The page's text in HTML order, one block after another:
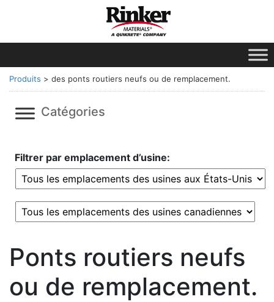
Produits > des ponts routiers neufs ou de remplacement.
Catégories
Filtrer par emplacement d’usine:
Ponts routiers neufs
ou de remplacement.